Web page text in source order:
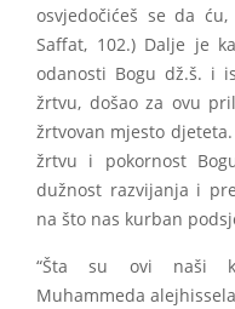
osvjedočićeš se da
Saffat, 102.) Dalje je
odanosti Bogu dž.š. i
žrtvu, došao za ovu
žrtvovan mjesto
žrtvu i pokornost
dužnost razvijanja i
na što nas kurban
“Šta su ovi naši
Muhammeda